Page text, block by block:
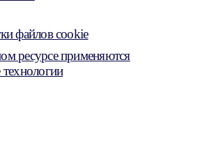
файлов cookie
ресурсе применяются